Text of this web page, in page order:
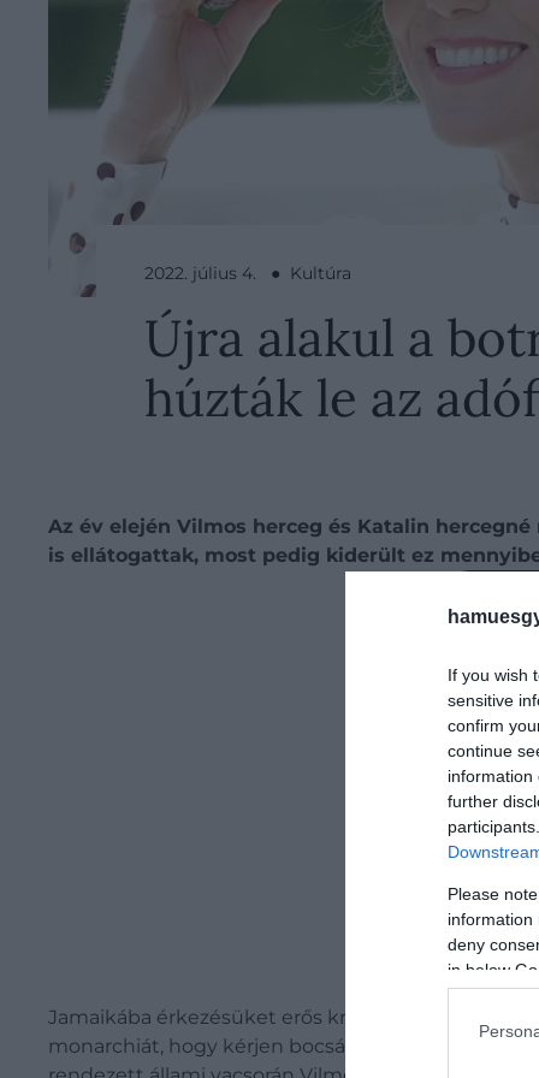
If you wish
sensitive
confirm
continue
information
further
Please
information
deny
in below
2022. július 4. ● Kultúra
Újra alakul a
húzták le az
Az év elején Vilmos herceg és Katalin
is ellátogattak, most pedig kiderült ez
Jamaikába érkezésüket erős kritika fogadta. A
monarchiát, hogy kérjen bocsánatot a